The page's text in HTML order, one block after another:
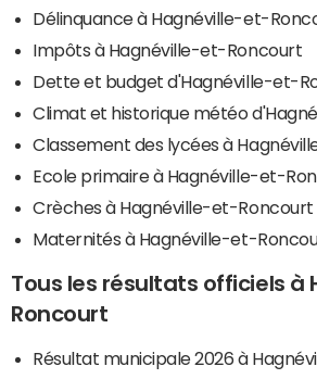
Délinquance à Hagnéville-et-
Impôts à Hagnéville-et-Roncourt
Dette et budget d'Hagnéville-et-
Climat et historique météo
Classement des lycées à
Ecole primaire à Hagnéville-et-
Crèches à Hagnéville-et-Roncourt
Maternités à Hagnéville-et-
Tous les résultats officiels à
Roncourt
Résultat municipale 2026 à